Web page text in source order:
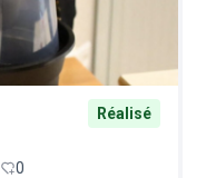
Réalisé
0